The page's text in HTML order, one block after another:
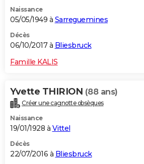
Naissance
05/05/1949 à Sarreguemines
Décès
06/10/2017 à Bliesbruck
Famille KALIS
Yvette THIRION (88 ans)
Créer une cagnotte obsèques
Naissance
19/01/1928 à Vittel
Décès
22/07/2016 à Bliesbruck